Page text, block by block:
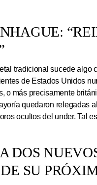
tradicional sucede algo
de Estados Unidos
o más precisamente
quedaron relegadas
ocultos del under. Tal
DOS
SU